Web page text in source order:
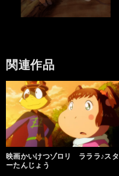
関連作品
映画かいけつゾロリ ラララ♪スタ
ーたんじょう